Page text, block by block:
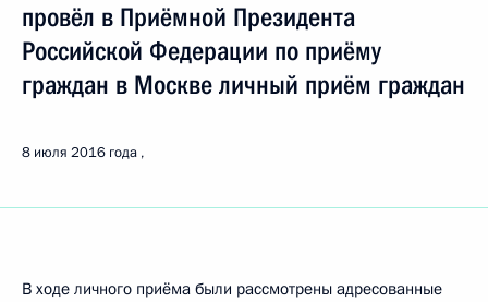
провёл в Приёмной Президента
Российской Федерации по приёму
граждан в Москве личный приём граждан
8 июля 2016 года
В ходе личного приёма были рассмотрены адресованные